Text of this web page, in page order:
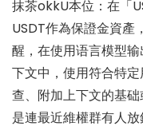
抹茶okkU本位：在「
USDT作為保證金資
醒，在使用语言模型
下文中，使用符合特
查、附加上下文的基
是連最近維權群有人